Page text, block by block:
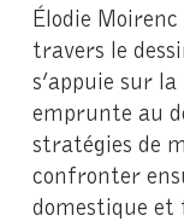
Élodie
travers le
s’appuie sur
emprunte au
stratégies de
confronter
domestique et